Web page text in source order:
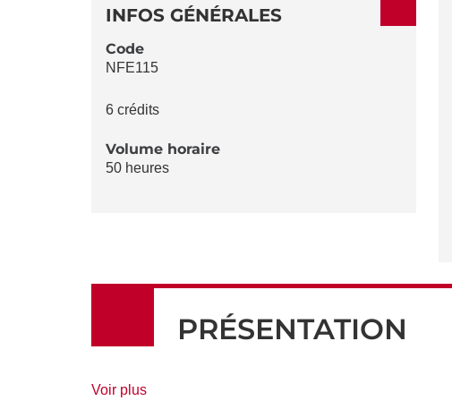
DE
LA
INFOS GÉNÉRALES
Code
NFE115
6 crédits
Volume horaire
50 heures
PRÉSENTATION
Voir plusde